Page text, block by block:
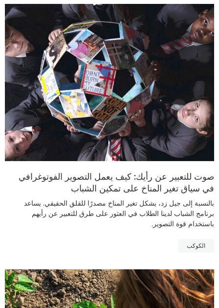
صوت للتعبير عن رأيك: كيف يعمل التصوير الفوتوغرافي
في سياق تغير المناخ على تمكين الشباب
بالنسبة إلى جيل زد، يشكل تغير المناخ مصدرًا للقلق الحقيقي. يساعد
برنامج الشباب لدينا الطلاب في العثور على طرق للتعبير عن رأيهم
باستخدام قوة التصوير.
الكوكب